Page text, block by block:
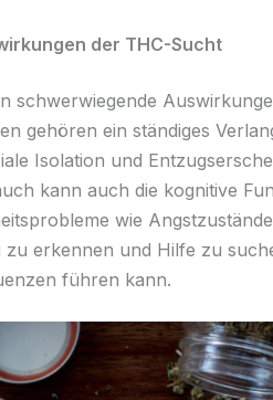
der THC-Sucht
schwerwiegende
gehören ein ständiges
Isolation und
kann auch die kognitive
wie
erkennen und Hilfe zu
führen kann.